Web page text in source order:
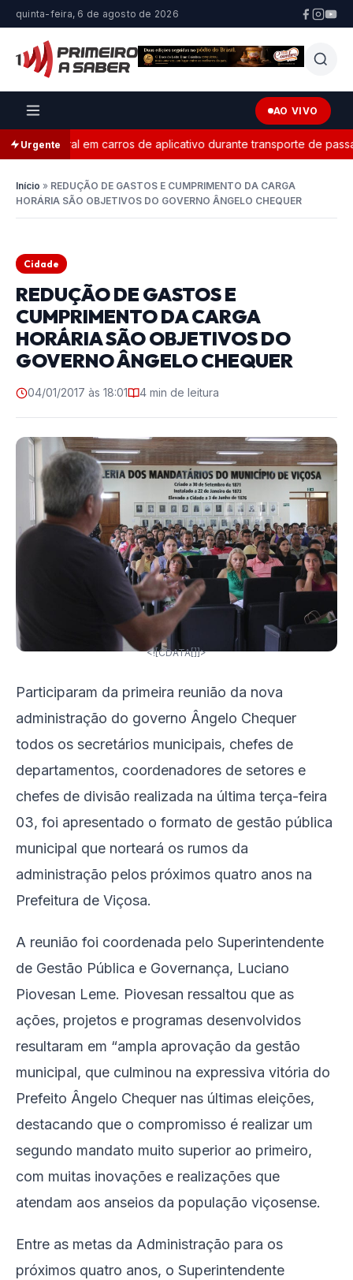
quinta-feira, 6 de agosto de 2026
AO VIVO
Urgente
eleitoral em carros de aplicativo durante transporte de
Início » REDUÇÃO DE GASTOS E CUMPRIMENTO DA CARGA
HORÁRIA SÃO OBJETIVOS DO GOVERNO ÂNGELO CHEQUER
Cidade
REDUÇÃO DE GASTOS E
CUMPRIMENTO DA CARGA
HORÁRIA SÃO OBJETIVOS DO
GOVERNO ÂNGELO CHEQUER
04/01/2017 às 18:01 4 min de leitura
<![CDATA[]]>
Participaram da primeira reunião da nova
administração do governo Ângelo Chequer
todos os secretários municipais, chefes de
departamentos, coordenadores de setores e
chefes de divisão realizada na última terça-feira
03, foi apresentado o formato de gestão pública
municipal que norteará os rumos da
administração pelos próximos quatro anos na
Prefeitura de Viçosa.
A reunião foi coordenada pelo Superintendente
de Gestão Pública e Governança, Luciano
Piovesan Leme. Piovesan ressaltou que as
ações, projetos e programas desenvolvidos
resultaram em “ampla aprovação da gestão
municipal, que culminou na expressiva vitória do
Prefeito Ângelo Chequer nas últimas eleições,
destacando que o compromisso é realizar um
segundo mandato muito superior ao primeiro,
com muitas inovações e realizações que
atendam aos anseios da população viçosense.
Entre as metas da Administração para os
próximos quatro anos, o Superintendente